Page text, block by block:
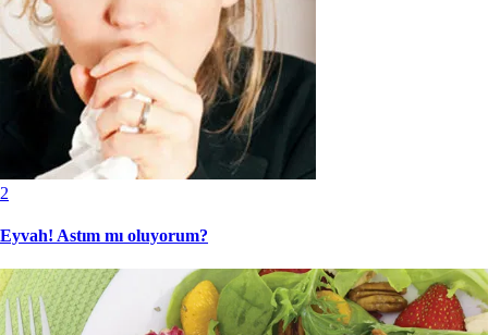
2
Eyvah! Astım mı oluyorum?